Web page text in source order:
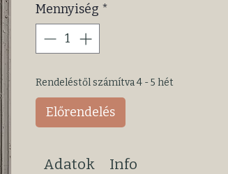
meter
ára:
57 959 Ft
Mennyiség *
Rendeléstől számítva 4 - 5 hét
Előrendelés
Adatok Info